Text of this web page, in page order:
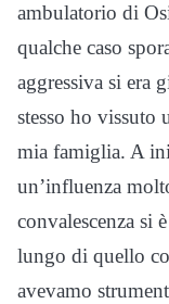
ambulatorio di
qualche caso
aggressiva si era
stesso ho vissuto
mia famiglia. A
un’influenza
convalescenza si
lungo di quello
avevamo